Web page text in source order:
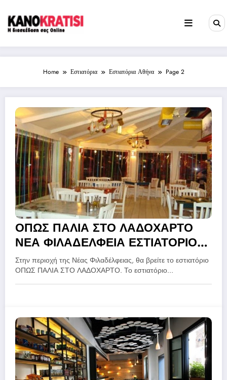
content
Home Εστιατόρια Εστιατόρια Αθήνα Page 2
ΟΠΩΣ ΠΑΛΙΑ ΣΤΟ ΛΑΔΟΧΑΡΤΟ
ΝΕΑ ΦΙΛΑΔΕΛΦΕΙΑ ΕΣΤΙΑΤΟΡΙΟ
ΑΘΗΝΑ
Στην περιοχή της Νέας Φιλαδέλφειας, θα βρείτε το εστιατόριο
ΟΠΩΣ ΠΑΛΙΑ ΣΤΟ ΛΑΔΟΧΑΡΤΟ. Το εστιατόριο…